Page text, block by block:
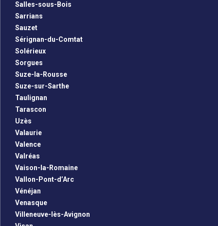
Salles-sous-Bois
Sarrians
Sauzet
Sérignan-du-Comtat
Solérieux
Sorgues
Suze-la-Rousse
Suze-sur-Sarthe
Taulignan
Tarascon
Uzès
Valaurie
Valence
Valréas
Vaison-la-Romaine
Vallon-Pont-d’Arc
Vénéjan
Venasque
Villeneuve-lès-Avignon